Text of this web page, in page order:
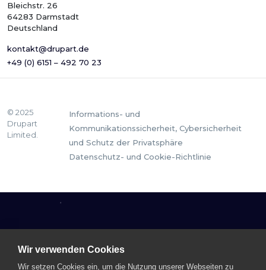
Bleichstr. 26
64283 Darmstadt
Deutschland
kontakt@drupart.de
+49 (0) 6151 – 492 70 23
© 2025
Drupart
Limited.
Informations- und
Kommunikationssicherheit, Cybersicherheit
und Schutz der Privatsphäre
Datenschutz- und Cookie-Richtlinie
Wir verwenden Cookies
Wir setzen Cookies ein, um die Nutzung unserer Webseiten zu